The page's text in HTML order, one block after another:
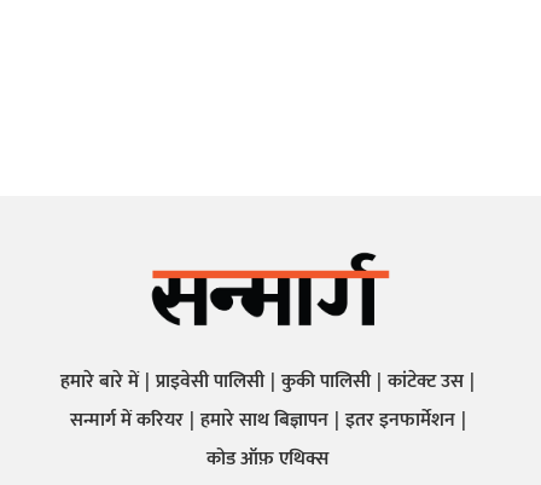
हमारे बारे में प्राइवेसी पालिसी कुकी पालिसी कांटेक्ट उस
सन्मार्ग में करियर हमारे साथ बिज्ञापन इतर इनफार्मेशन
कोड ऑफ़ एथिक्स